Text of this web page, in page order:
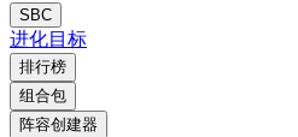
SBC
进化目标
排行榜
组合包
阵容创建器